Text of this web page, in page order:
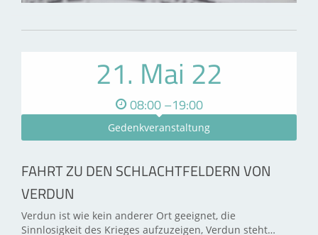
21. Mai 22
08:00 –19:00
Gedenkveranstaltung
FAHRT ZU DEN SCHLACHTFELDERN VON
VERDUN
Verdun ist wie kein anderer Ort geeignet, die
Sinnlosigkeit des Krieges aufzuzeigen, Verdun steht…